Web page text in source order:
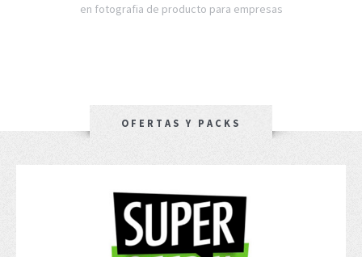
en fotografia de producto para empresas
OFERTAS Y PACKS